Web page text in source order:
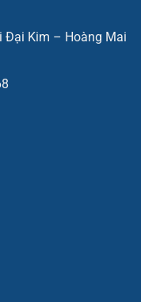
Đại Kim – Hoàng Mai